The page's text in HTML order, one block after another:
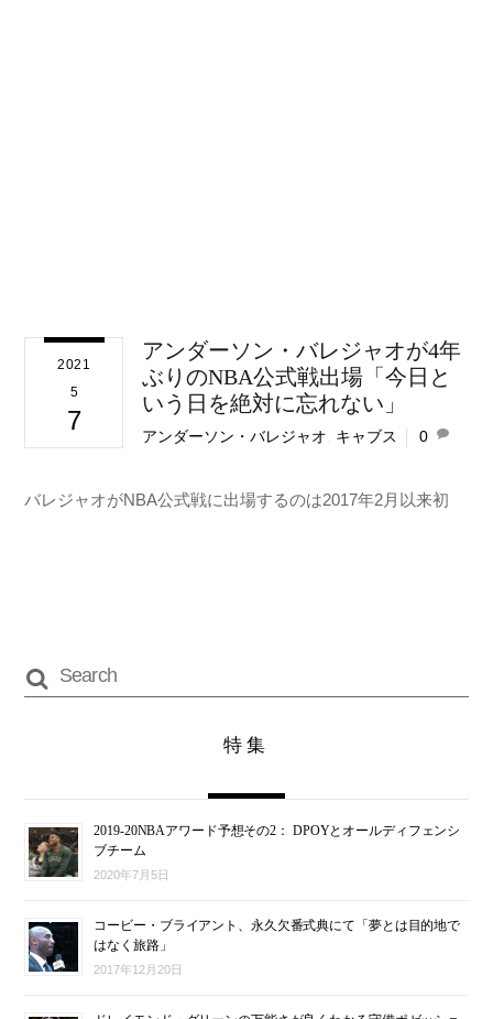
2021
5
7
アンダーソン・バレジャオが4年
ぶりのNBA公式戦出場「今日と
いう日を絶対に忘れない」
アンダーソン・バレジャオ キャブス 0
バレジャオがNBA公式戦に出場するのは2017年2月以来初
特集
2019-20NBAアワード予想その2： DPOYとオールディフェンシ
ブチーム
2020年7月5日
コービー・ブライアント、永久欠番式典にて「夢とは目的地で
はなく旅路」
2017年12月20日